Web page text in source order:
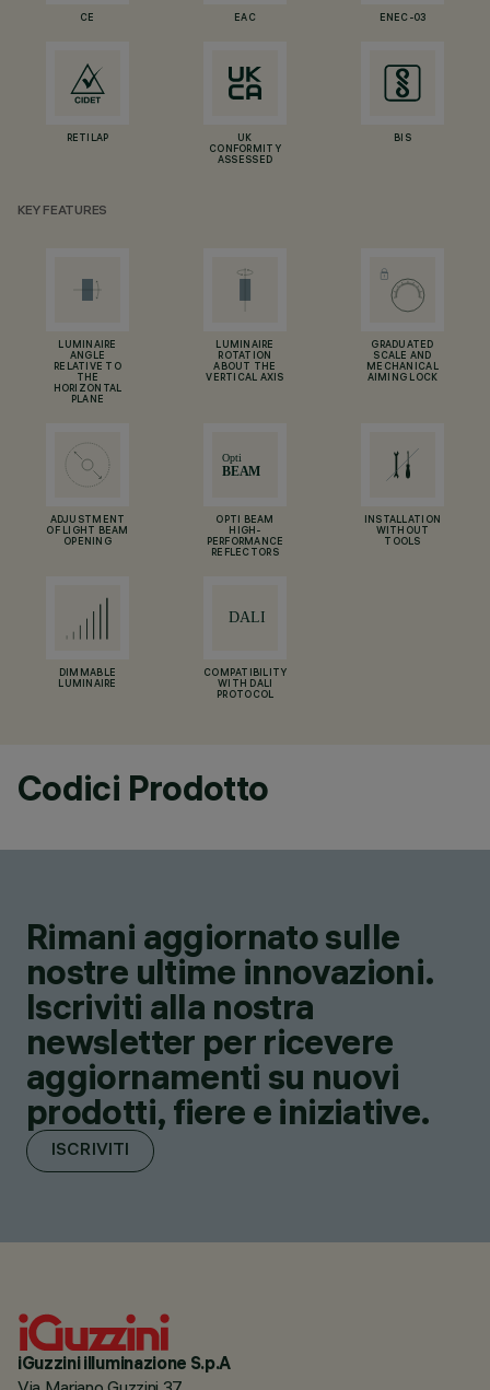
CE EAC ENEC-03
RETILAP
UK
CONFORMITY
ASSESSED
BIS
KEY FEATURES
LUMINAIRE
ANGLE
RELATIVE TO
THE
HORIZONTAL
PLANE
LUMINAIRE
ROTATION
ABOUT THE
VERTICAL AXIS
GRADUATED
SCALE AND
MECHANICAL
AIMING LOCK
ADJUSTMENT
OF LIGHT BEAM
OPENING
OPTI BEAM
HIGH-
PERFORMANCE
REFLECTORS
INSTALLATION
WITHOUT
TOOLS
DIMMABLE
LUMINAIRE
COMPATIBILITY
WITH DALI
PROTOCOL
Codici Prodotto
Rimani aggiornato sulle
nostre ultime innovazioni.
Iscriviti alla nostra
newsletter per ricevere
aggiornamenti su nuovi
prodotti, fiere e iniziative.
ISCRIVITI
iGuzzini illuminazione S.p.A